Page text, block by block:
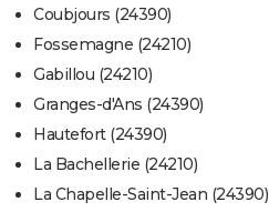
Coubjours (24390)
Fossemagne (24210)
Gabillou (24210)
Granges-d'Ans (24390)
Hautefort (24390)
La Bachellerie (24210)
La Chapelle-Saint-Jean (24390)